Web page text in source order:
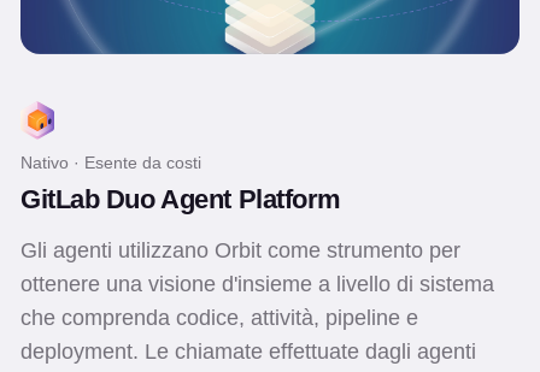
Nativo · Esente da costi
GitLab Duo Agent Platform
Gli agenti utilizzano Orbit come strumento per
ottenere una visione d'insieme a livello di sistema
che comprenda codice, attività, pipeline e
deployment. Le chiamate effettuate dagli agenti